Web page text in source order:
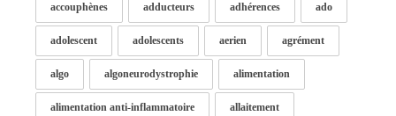
accouphènes adducteurs adhérences ado
adolescent adolescents aerien agrément
algo algoneurodystrophie alimentation
alimentation anti-inflammatoire allaitement